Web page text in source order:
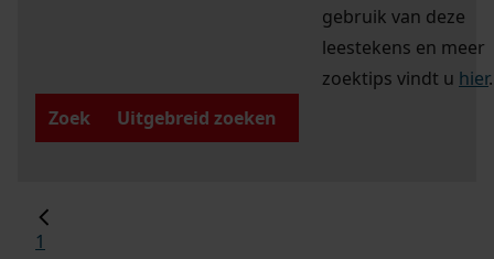
gebruik van deze
leestekens en meer
zoektips vindt u hier.
Zoek
Uitgebreid zoeken
1